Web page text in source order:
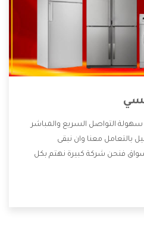
سهولة التواصل السريع والمباشر
بالتعامل معنا وان نبقى
فنحن شركة كبيرة نهتم بكل
الصيانة التى تكون من أهم